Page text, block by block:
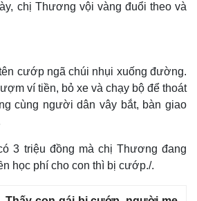
chị Thương vội vàng đuổi theo và
cướp ngã chúi nhụi xuống đường.
ví tiền, bỏ xe và chạy bộ để thoát
cùng người dân vây bắt, bàn giao
3 triệu đồng mà chị Thương đang
học phí cho con thì bị cướp./.